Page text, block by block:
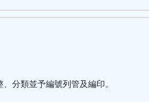
分類並予編號列管及編印。